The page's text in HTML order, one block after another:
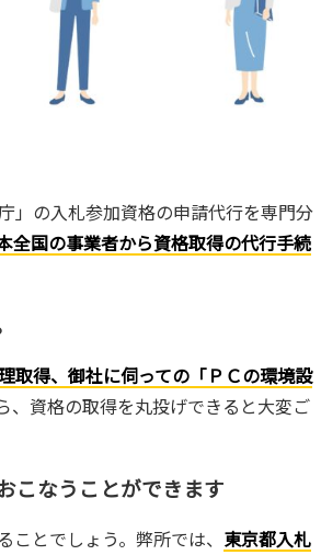
」の入札参加資格の申請代行を専門分
全国の事業者から資格取得の代行手続
取得、御社に伺っての「ＰＣの環境設
、資格の取得を丸投げできると大変ご
こなうことができます
とでしょう。弊所では、 東京都入札